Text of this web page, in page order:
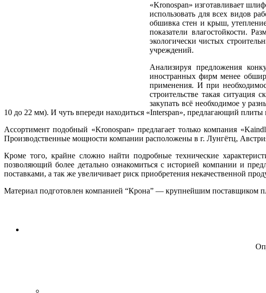
«Kronospan» изготавливает
использовать для всех видов
обшивка стен и крыш,
показатели влагостойкости.
экологически чистых
учреждений.
Анализируя предложения
иностранных фирм менее
применения. И при
строительстве такая ситуация
закупать всё необходимое у
10 до 22 мм). И чуть впереди находиться «Interspan», предлагающий
Ассортимент подобный «Kronospan» предлагает только компания
Производственные мощности компании расположены в г. Лунгётц,
Кроме того, крайне сложно найти подробные технические
позволяющий более детально ознакомиться с историей компании и
поставками, а так же увеличивает риск приобретения некачественной
Материал подготовлен компанией “Крона” — крупнейшим поставщиком